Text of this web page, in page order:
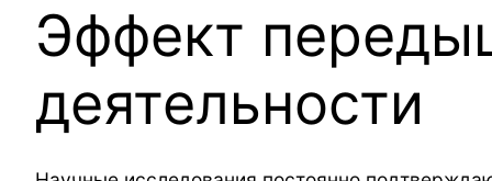
Эффект
деятельности